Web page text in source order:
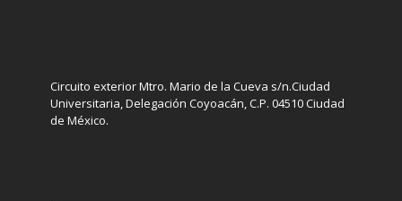
Circuito exterior Mtro. Mario de la Cueva s/n.Ciudad
Universitaria, Delegación Coyoacán, C.P. 04510 Ciudad
de México.